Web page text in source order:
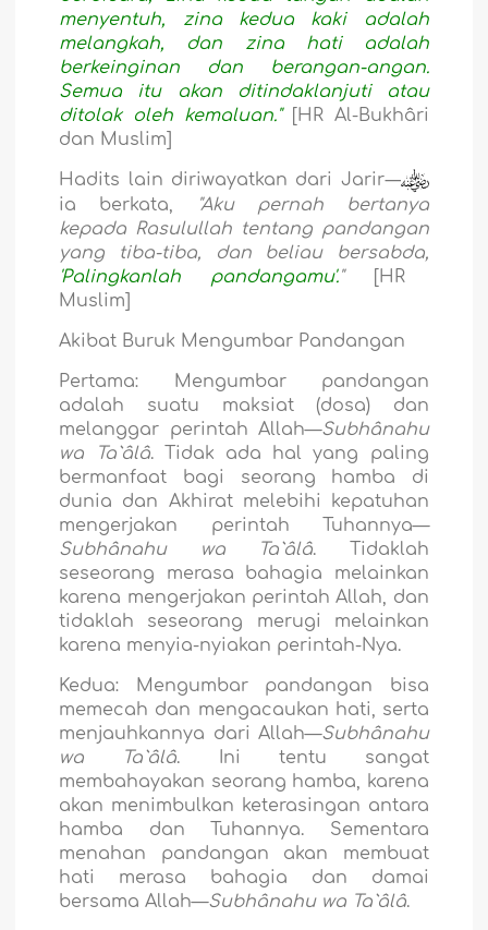
menyentuh, zina kedua kaki adalah
melangkah, dan zina hati adalah
berkeinginan dan berangan-angan.
Semua itu akan ditindaklanjuti atau
ditolak oleh kemaluan."
[HR Al-Bukhâri
dan Muslim]
Hadits lain diriwayatkan dari Jarir—
ia
berkata,
"Aku pernah bertanya
kepada Rasulullah tentang pandangan
yang tiba-tiba, dan beliau bersabda,
'Palingkanlah pandangamu'."
[HR
Muslim]
Akibat Buruk Mengumbar Pandangan
Pertama: Mengumbar pandangan
adalah suatu maksiat (dosa) dan
melanggar perintah Allah—Subhânahu
wa Ta`âlâ. Tidak ada hal yang paling
bermanfaat bagi seorang hamba di
dunia dan Akhirat melebihi kepatuhan
mengerjakan perintah Tuhannya—
Subhânahu wa Ta`âlâ. Tidaklah
seseorang merasa bahagia melainkan
karena mengerjakan perintah Allah, dan
tidaklah seseorang merugi melainkan
karena menyia-nyiakan perintah-Nya.
Kedua: Mengumbar pandangan bisa
memecah dan mengacaukan hati, serta
menjauhkannya dari Allah—Subhânahu
wa Ta`âlâ. Ini tentu sangat
membahayakan seorang hamba, karena
akan menimbulkan keterasingan antara
hamba dan Tuhannya. Sementara
menahan pandangan akan membuat
hati merasa bahagia dan damai
bersama Allah—Subhânahu wa Ta`âlâ.